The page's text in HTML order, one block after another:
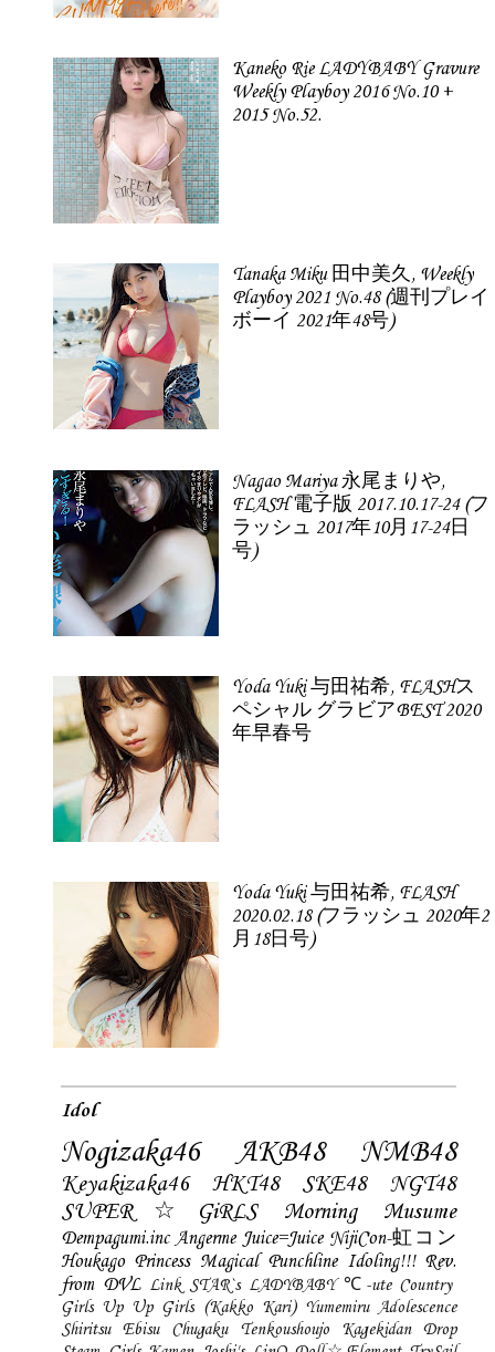
Kaneko Rie LADYBABY Gravure
Weekly Playboy 2016 No.10 +
2015 No.52.
Tanaka Miku 田中美久, Weekly
Playboy 2021 No.48 (週刊プレイ
ボーイ 2021年48号)
Nagao Mariya 永尾まりや,
FLASH 電子版 2017.10.17-24 (フ
ラッシュ 2017年10月17-24日
号)
Yoda Yuki 与田祐希, FLASHス
ペシャル グラビアBEST 2020
年早春号
Yoda Yuki 与田祐希, FLASH
2020.02.18 (フラッシュ 2020年2
月18日号)
Idol
Nogizaka46 AKB48 NMB48
Keyakizaka46 HKT48 SKE48
NGT48
SUPER☆GiRLS
Morning Musume
Dempagumi.inc Angerme Juice=Juice NijiCon-虹コン
Houkago Princess Magical Punchline Idoling!!! Rev.
from DVL Link STAR`s LADYBABY ℃-ute Country
Girls Up Up Girls (Kakko Kari) Yumemiru Adolescence
Shiritsu Ebisu Chugaku
Tenkoushoujo Kagekidan
Drop